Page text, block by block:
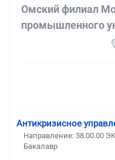
Омский филиал
промышленного
Антикризисное
Направление: 38.00.00
Бакалавр